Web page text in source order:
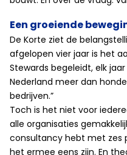
Een groeiende
De Korte ziet de
afgelopen vier jaar is het
Stewards begeleidt, elk
Nederland meer dan
bedrijven.”
Toch is het niet voor
alle organisaties
consultancy hebt met zes
het ermee eens zijn. En